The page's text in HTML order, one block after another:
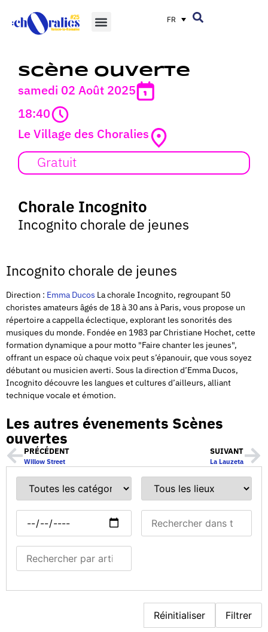
FR
Scène ouverte
samedi 02 Août 2025
18:40
Le Village des Choralies
Gratuit
Chorale Incognito
Incognito chorale de jeunes
Incognito chorale de jeunes
Direction : Emma Ducos La chorale Incognito, regroupant 50
choristes amateurs âgés de 18 à 30 ans à Paris, vous propose un
répertoire a cappella éclectique, explorant les sonorités des
musiques du monde. Fondée en 1983 par Christiane Hochet, cette
formation dynamique a pour motto "Faire chanter les jeunes",
offrant un espace où chaque voix peut s’épanouir, que vous soyez
débutant ou musicien averti. Sous la direction d’Emma Ducos,
Incognito découvre les langues et cultures d’ailleurs, alliant
technique vocale et émotion.
Les autres évenements Scènes
ouvertes
PRÉCÉDENT
Willow Street
SUIVANT
La Lauzeta
Réinitialiser Filtrer